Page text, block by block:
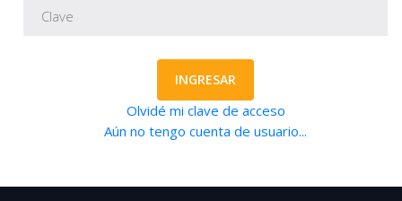
INGRESAR
Olvidé mi clave de acceso
Aún no tengo cuenta de usuario...